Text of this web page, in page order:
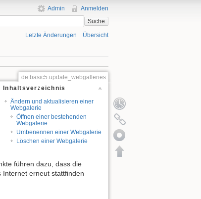
Admin
Anmelden
Suche
Letzte Änderungen Übersicht
de:basic5:update_webgalleries
Inhaltsverzeichnis
Ändern und aktualisieren einer
Webgalerie
Öffnen einer bestehenden
Webgalerie
Umbenennen einer Webgalerie
Löschen einer Webgalerie
führen dazu, dass die
erneut stattfinden